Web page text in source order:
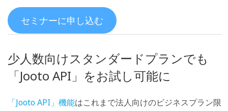
セミナーに申し込む
少人数向けスタンダードプランでも
「Jooto API」をお試し可能に
「Jooto API」機能はこれまで法人向けのビジネスプラン限